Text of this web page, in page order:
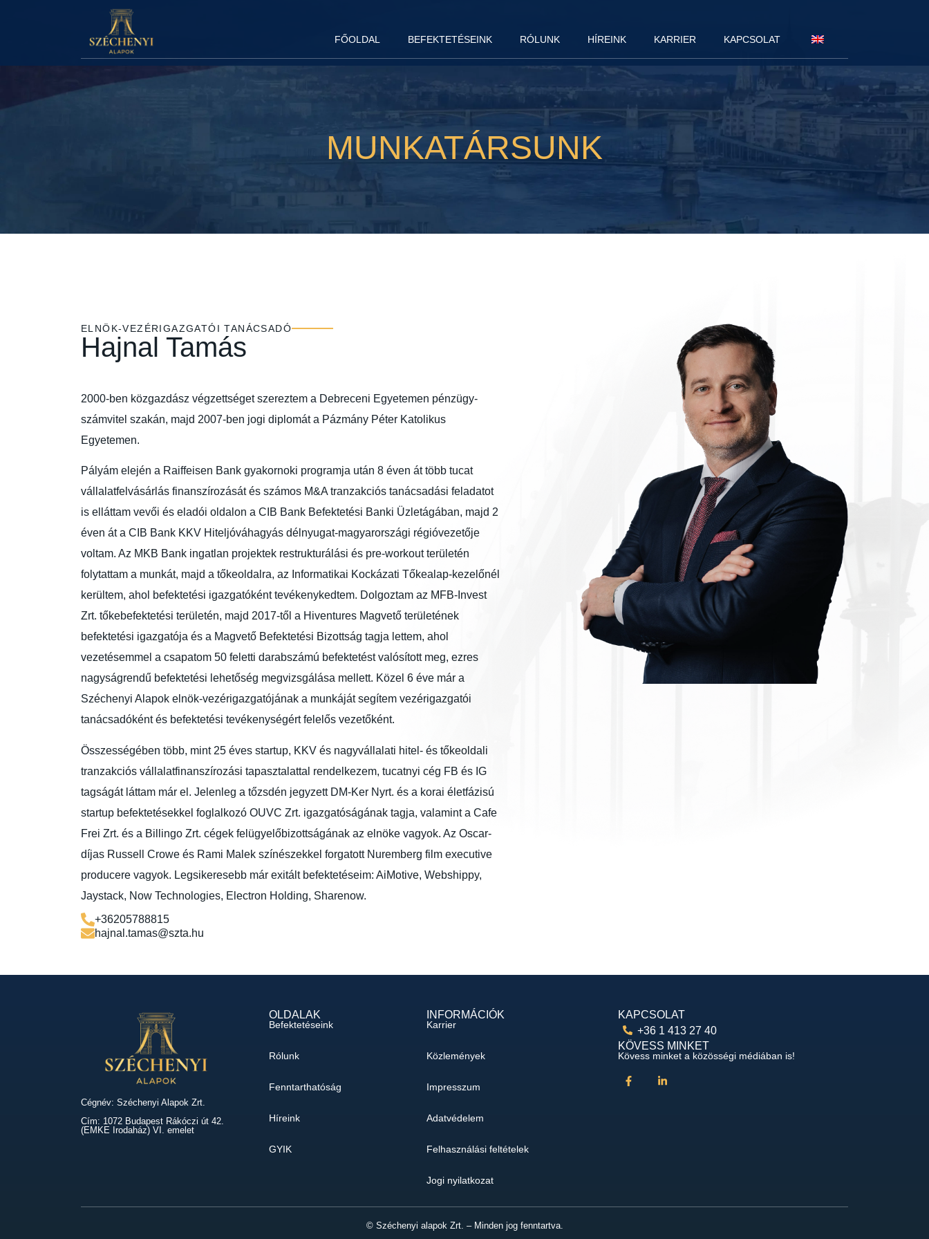
FŐOLDAL BEFEKTETÉSEINK RÓLUNK HÍREINK KARRIER KAPCSOLAT
MUNKATÁRSUNK
ELNÖK-VEZÉRIGAZGATÓI TANÁCSADÓ
Hajnal Tamás
2000-ben közgazdász végzettséget szereztem a Debreceni Egyetemen pénzügy-
számvitel szakán, majd 2007-ben jogi diplomát a Pázmány Péter Katolikus
Egyetemen.
Pályám elején a Raiffeisen Bank gyakornoki programja után 8 éven át több tucat
vállalatfelvásárlás finanszírozását és számos M&A tranzakciós tanácsadási feladatot
is elláttam vevői és eladói oldalon a CIB Bank Befektetési Banki Üzletágában, majd 2
éven át a CIB Bank KKV Hiteljóváhagyás délnyugat-magyarországi régióvezetője
voltam. Az MKB Bank ingatlan projektek restrukturálási és pre-workout területén
folytattam a munkát, majd a tőkeoldalra, az Informatikai Kockázati Tőkealap-kezelőnél
kerültem, ahol befektetési igazgatóként tevékenykedtem. Dolgoztam az MFB-Invest
Zrt. tőkebefektetési területén, majd 2017-től a Hiventures Magvető területének
befektetési igazgatója és a Magvető Befektetési Bizottság tagja lettem, ahol
vezetésemmel a csapatom 50 feletti darabszámú befektetést valósított meg, ezres
nagyságrendű befektetési lehetőség megvizsgálása mellett. Közel 6 éve már a
Széchenyi Alapok elnök-vezérigazgatójának a munkáját segítem vezérigazgatói
tanácsadóként és befektetési tevékenységért felelős vezetőként.
Összességében több, mint 25 éves startup, KKV és nagyvállalati hitel- és tőkeoldali
tranzakciós vállalatfinanszírozási tapasztalattal rendelkezem, tucatnyi cég FB és IG
tagságát láttam már el. Jelenleg a tőzsdén jegyzett DM-Ker Nyrt. és a korai életfázisú
startup befektetésekkel foglalkozó OUVC Zrt. igazgatóságának tagja, valamint a Cafe
Frei Zrt. és a Billingo Zrt. cégek felügyelőbizottságának az elnöke vagyok. Az Oscar-
díjas Russell Crowe és Rami Malek színészekkel forgatott Nuremberg film executive
producere vagyok. Legsikeresebb már exitált befektetéseim: AiMotive, Webshippy,
Jaystack, Now Technologies, Electron Holding, Sharenow.
+36205788815
hajnal.tamas@szta.hu
Cégnév: Széchenyi Alapok Zrt.
Cím: 1072 Budapest Rákóczi út 42.
(EMKE Irodaház) VI. emelet
OLDALAK
Befektetéseink
Rólunk
Fenntarthatóság
Híreink
GYIK
INFORMÁCIÓK
Karrier
Közlemények
Impresszum
Adatvédelem
Felhasználási feltételek
Jogi nyilatkozat
KAPCSOLAT
+36 1 413 27 40
KÖVESS MINKET
Kövess minket a közösségi médiában is!
© Széchenyi alapok Zrt. – Minden jog fenntartva.